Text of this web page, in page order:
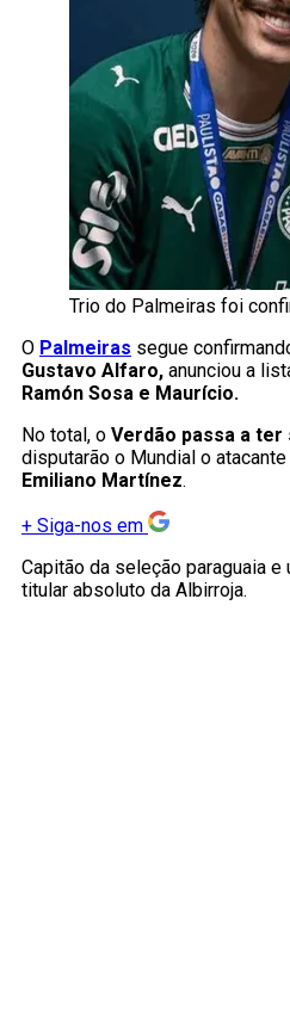
Trio do Palmeiras foi
O Palmeiras segue
Gustavo Alfaro, anunciou a
Ramón Sosa e Maurício.
No total, o Verdão passa a
disputarão o Mundial o
Emiliano Martínez.
+ Siga-nos em
Capitão da seleção paraguaia
titular absoluto da Albirroja.